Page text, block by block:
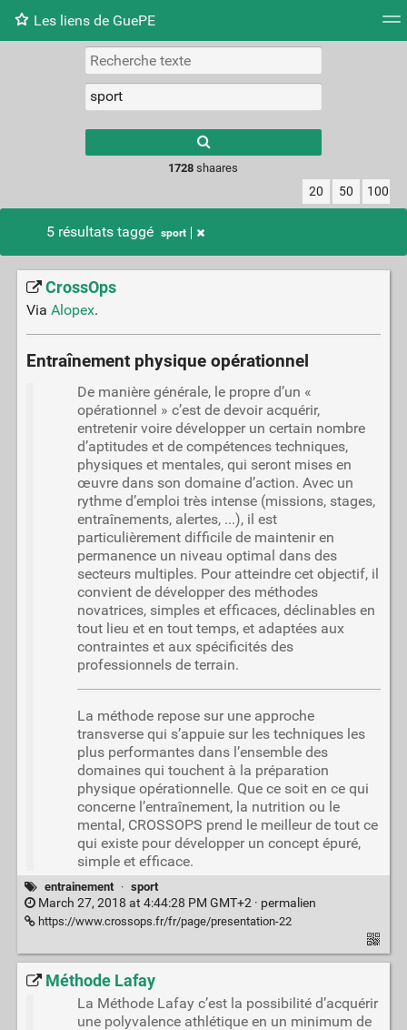
Les liens de GuePE
Nuage de tags Mur d'images
1728 shaares
20 50 100
5 résultats taggé sport
CrossOps
Via Alopex.
Entraînement physique opérationnel
De manière générale, le propre d’un «
opérationnel » c’est de devoir acquérir,
entretenir voire développer un certain nombre
d’aptitudes et de compétences techniques,
physiques et mentales, qui seront mises en
œuvre dans son domaine d’action. Avec un
rythme d’emploi très intense (missions, stages,
entraînements, alertes, ...), il est
particulièrement difficile de maintenir en
permanence un niveau optimal dans des
secteurs multiples. Pour atteindre cet objectif, il
convient de développer des méthodes
novatrices, simples et efficaces, déclinables en
tout lieu et en tout temps, et adaptées aux
contraintes et aux spécificités des
professionnels de terrain.
La méthode repose sur une approche
transverse qui s’appuie sur les techniques les
plus performantes dans l’ensemble des
domaines qui touchent à la préparation
physique opérationnelle. Que ce soit en ce qui
concerne l’entraînement, la nutrition ou le
mental, CROSSOPS prend le meilleur de tout ce
qui existe pour développer un concept épuré,
simple et efficace.
entrainement · sport
March 27, 2018 at 4:44:28 PM GMT+2 · permalien
https://www.crossops.fr/fr/page/presentation-22
Méthode Lafay
La Méthode Lafay c’est la possibilité d’acquérir
une polyvalence athlétique en un minimum de